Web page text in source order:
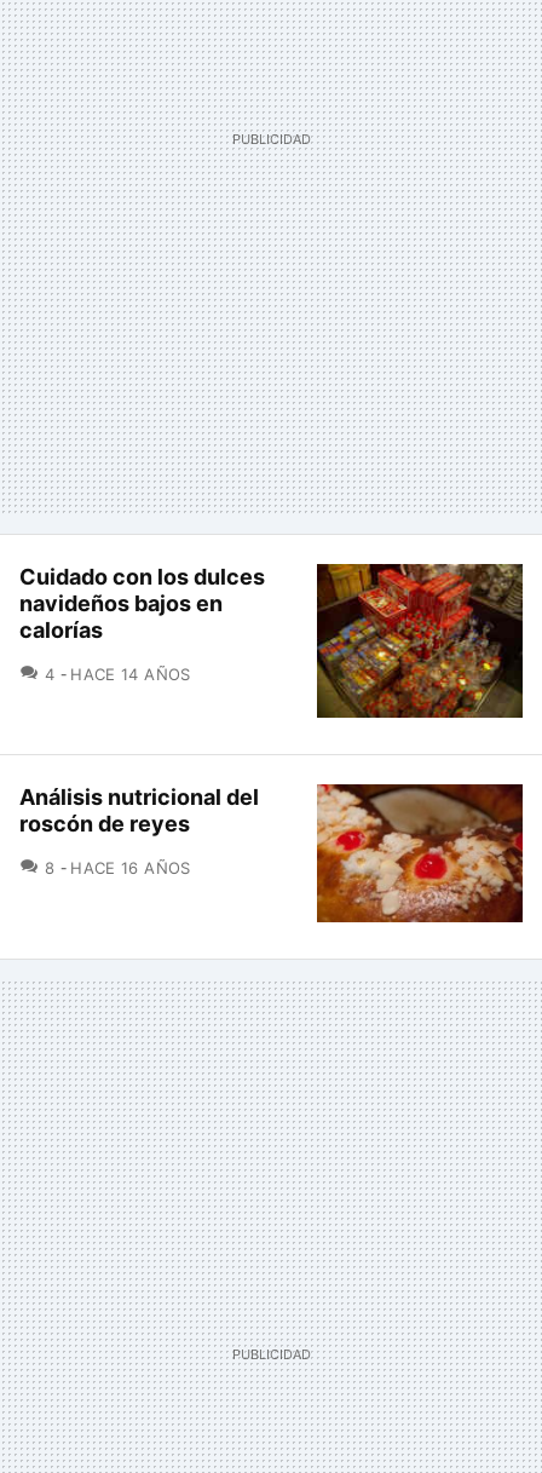
Cuidado con los dulces
navideños bajos en
calorías
4 COMENTARIOS
HACE 14 AÑOS
Análisis nutricional del
roscón de reyes
8 COMENTARIOS
HACE 16 AÑOS